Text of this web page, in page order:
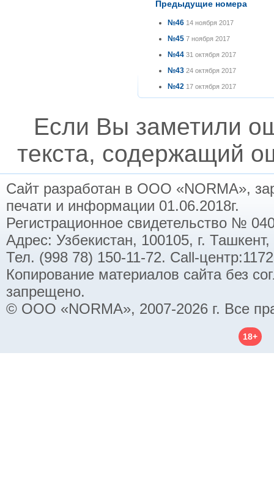
Предыдущие номера
№46 14 ноября 2017
№45 7 ноября 2017
№44 31 октября 2017
№43 24 октября 2017
№42 17 октября 2017
Если Вы заметили
текста, содержащий
Сайт разработан в ООО «NORMA»,
печати и информации 01.06.2018г.
Регистрационное свидетельство №
Адрес: Узбекистан, 100105, г.
Тел. (998 78) 150-11-72. Call-
Копирование материалов сайта без
запрещено.
© ООО «NORMA», 2007-2026 г. Все
18+